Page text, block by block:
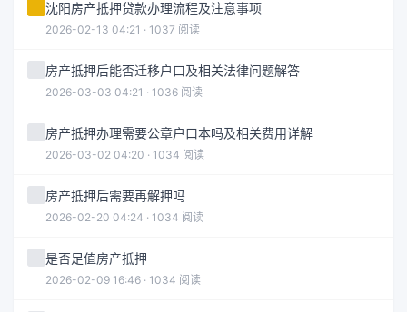
沈阳房产抵押贷款办理流程及注意事项
2026-02-13 04:21 · 1037 阅读
房产抵押后能否迁移户口及相关法律问题解答
2026-03-03 04:21 · 1036 阅读
房产抵押办理需要公章户口本吗及相关费用详解
2026-03-02 04:20 · 1034 阅读
房产抵押后需要再解押吗
2026-02-20 04:24 · 1034 阅读
是否足值房产抵押
2026-02-09 16:46 · 1034 阅读